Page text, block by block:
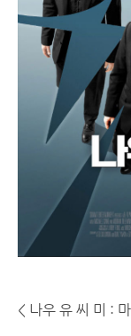
< 나우 유 씨 미 :